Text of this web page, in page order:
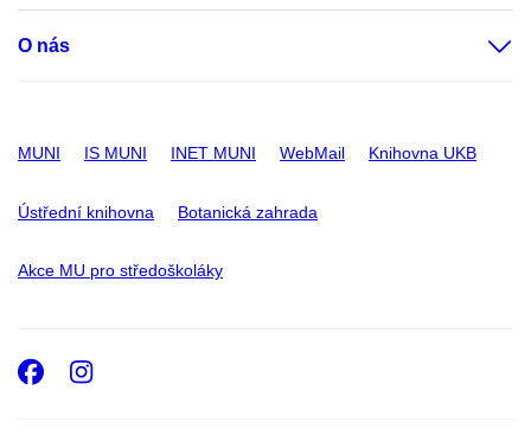
O nás
MUNI IS MUNI INET MUNI WebMail Knihovna UKB
Ústřední knihovna Botanická zahrada
Akce MU pro středoškoláky
Facebook
Instagram